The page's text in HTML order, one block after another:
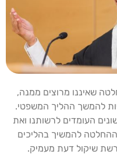
שאיננו מרוצים ממנה,
להמשך ההליך המשפטי.
העומדים לרשותנו ואת
להמשיך בהליכים
שיקול דעת מעמיק.